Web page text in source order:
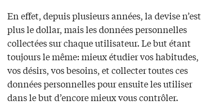
En effet, depuis plusieurs années, la devise n’est
plus le dollar, mais les données personnelles
collectées sur chaque utilisateur. Le but étant
toujours le même: mieux étudier vos habitudes,
vos désirs, vos besoins, et collecter toutes ces
données personnelles pour ensuite les utiliser
dans le but d’encore mieux vous contrôler.